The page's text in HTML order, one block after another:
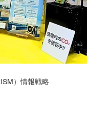
）情報戦略